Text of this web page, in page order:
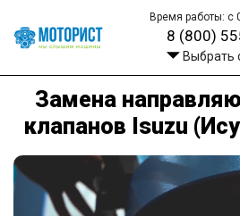
Время работы: с
8 (800)
Выбрать
Замена
клапанов Isuzu